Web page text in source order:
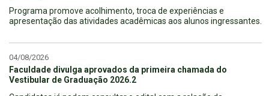
Programa promove acolhimento, troca de experiências e
apresentação das atividades acadêmicas aos alunos ingressantes.
04/08/2026
Faculdade divulga aprovados da primeira chamada do
Vestibular de Graduação 2026.2